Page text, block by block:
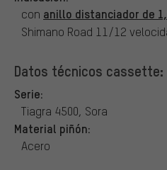
con anillo distanciador de
Shimano Road 11/12
Datos técnicos cassette:
Serie:
Tiagra 4500, Sora
Material piñón:
Acero